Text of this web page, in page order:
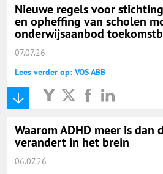
Nieuwe regels voor
en opheffing van scholen
onderwijsaanbod
07.07.26
Lees verder op: VOS ABB
Waarom ADHD meer is dan
verandert in het brein
06.07.26